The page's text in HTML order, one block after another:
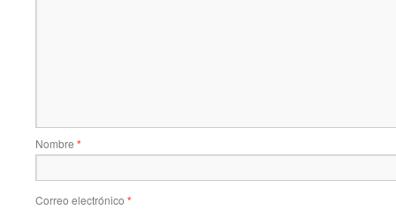
Nombre *
Correo electrónico *